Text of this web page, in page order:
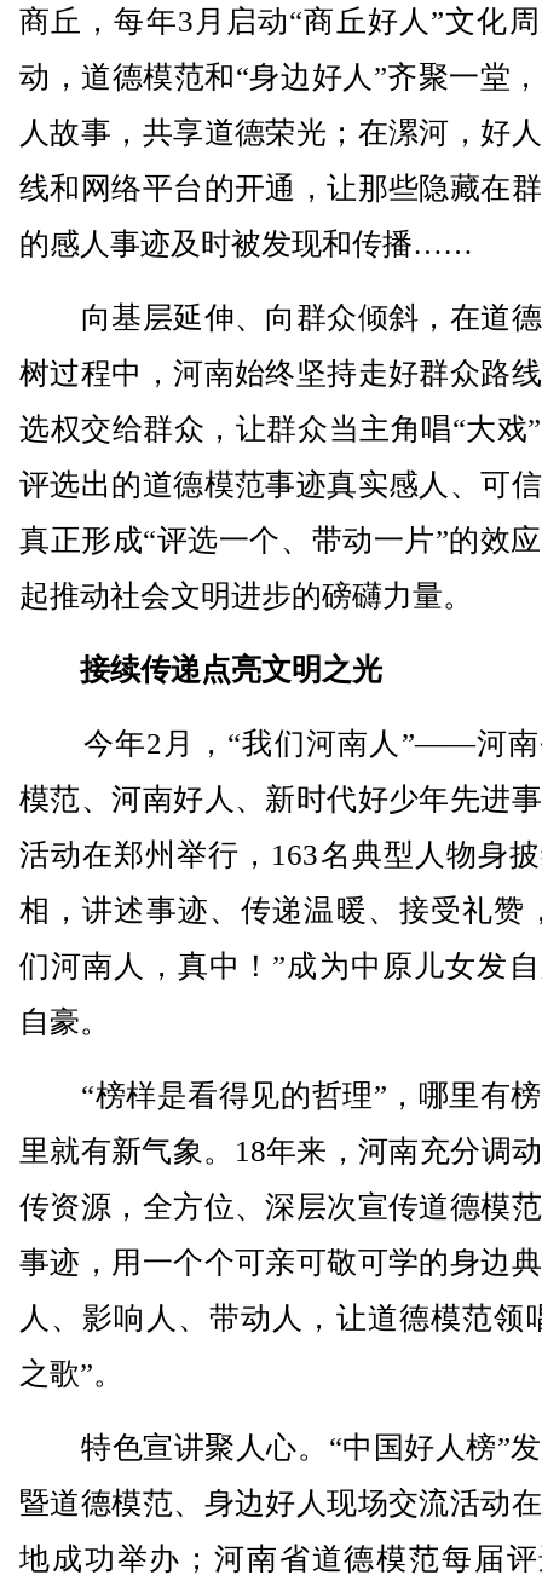
商丘，每年3月启动“商丘好人”文化
动，道德模范和“身边好人”齐聚一堂
人故事，共享道德荣光；在漯河，好
线和网络平台的开通，让那些隐藏在
的感人事迹及时被发现和传播……
向基层延伸、向群众倾斜，在道
树过程中，河南始终坚持走好群众路
选权交给群众，让群众当主角唱“大戏
评选出的道德模范事迹真实感人、可
真正形成“评选一个、带动一片”的效
起推动社会文明进步的磅礴力量。
接续传递点亮文明之光
今年2月，“我们河南人”——河南
模范、河南好人、新时代好少年先进
活动在郑州举行，163名典型人物身
相，讲述事迹、传递温暖、接受礼赞
们河南人，真中！”成为中原儿女发
自豪。
“榜样是看得见的哲理”，哪里有
里就有新气象。18年来，河南充分调
传资源，全方位、深层次宣传道德模
事迹，用一个个可亲可敬可学的身边
人、影响人、带动人，让道德模范领
之歌”。
特色宣讲聚人心。“中国好人榜”
暨道德模范、身边好人现场交流活动
地成功举办；河南省道德模范每届